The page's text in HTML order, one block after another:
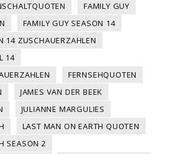
FAMILY GUY
FAMILY GUY SEASON 14
14 ZUSCHAUERZAHLEN
14
FERNSEHQUOTEN
JAMES VAN DER BEEK
JULIANNE MARGULIES
LAST MAN ON EARTH QUOTEN
SEASON 2